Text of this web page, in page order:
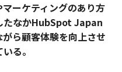
ーケティングのあり方
たなかHubSpot Japan
ら顧客体験を向上させ
る。